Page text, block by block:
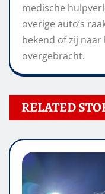
medische
overige auto’s
bekend of zij
overgebracht.
RELATED